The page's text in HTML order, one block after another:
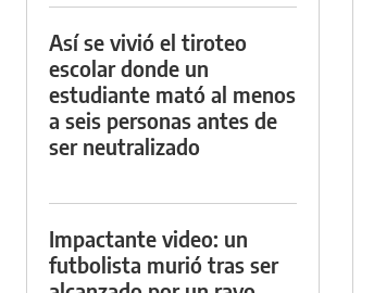
Así se vivió el tiroteo
escolar donde un
estudiante mató al menos
a seis personas antes de
ser neutralizado
Impactante video: un
futbolista murió tras ser